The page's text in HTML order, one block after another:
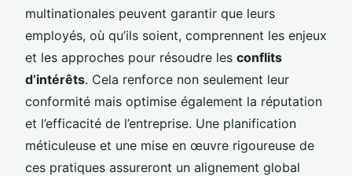
multinationales peuvent garantir que leurs
employés, où qu’ils soient, comprennent les enjeux
et les approches pour résoudre les conflits
d’intérêts. Cela renforce non seulement leur
conformité mais optimise également la réputation
et l’efficacité de l’entreprise. Une planification
méticuleuse et une mise en œuvre rigoureuse de
ces pratiques assureront un alignement global